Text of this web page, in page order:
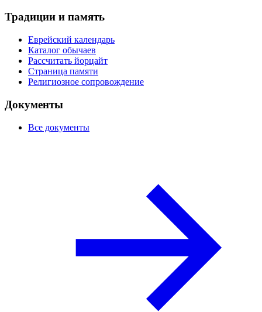
Традиции и память
Еврейский календарь
Каталог обычаев
Рассчитать йорцайт
Страница памяти
Религиозное сопровождение
Документы
Все документы